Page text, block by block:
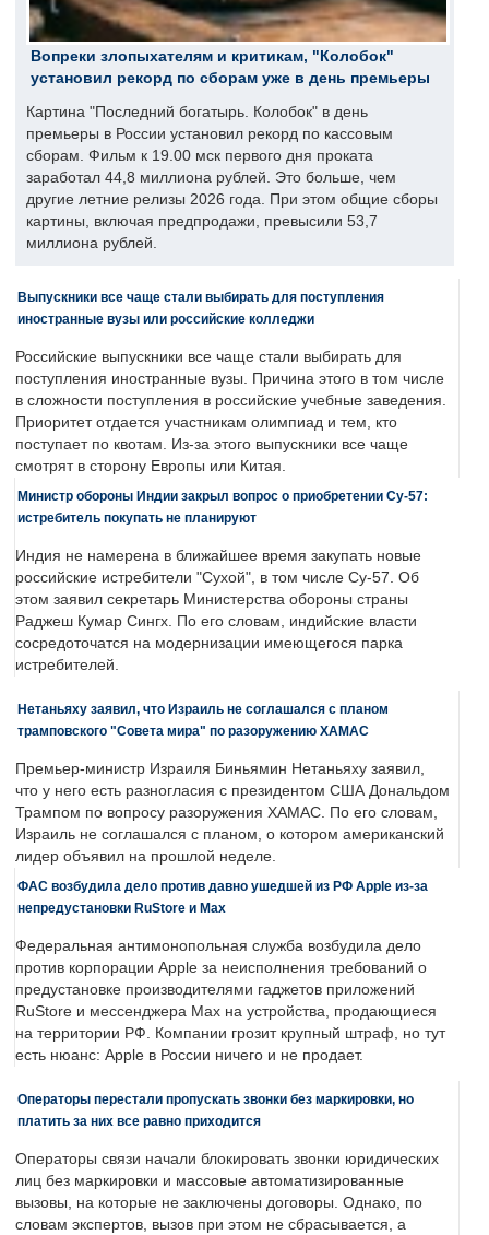
Вопреки злопыхателям и критикам, "Колобок"
установил рекорд по сборам уже в день премьеры
Картина "Последний богатырь. Колобок" в день
премьеры в России установил рекорд по кассовым
сборам. Фильм к 19.00 мск первого дня проката
заработал 44,8 миллиона рублей. Это больше, чем
другие летние релизы 2026 года. При этом общие сборы
картины, включая предпродажи, превысили 53,7
миллиона рублей.
Выпускники все чаще стали выбирать для поступления
иностранные вузы или российские колледжи
Российские выпускники все чаще стали выбирать для
поступления иностранные вузы. Причина этого в том числе
в сложности поступления в российские учебные заведения.
Приоритет отдается участникам олимпиад и тем, кто
поступает по квотам. Из-за этого выпускники все чаще
смотрят в сторону Европы или Китая.
Министр обороны Индии закрыл вопрос о приобретении Су-57:
истребитель покупать не планируют
Индия не намерена в ближайшее время закупать новые
российские истребители "Сухой", в том числе Су-57. Об
этом заявил секретарь Министерства обороны страны
Раджеш Кумар Сингх. По его словам, индийские власти
сосредоточатся на модернизации имеющегося парка
истребителей.
Нетаньяху заявил, что Израиль не соглашался с планом
трамповского "Совета мира" по разоружению ХАМАС
Премьер-министр Израиля Биньямин Нетаньяху заявил,
что у него есть разногласия с президентом США Дональдом
Трампом по вопросу разоружения ХАМАС. По его словам,
Израиль не соглашался с планом, о котором американский
лидер объявил на прошлой неделе.
ФАС возбудила дело против давно ушедшей из РФ Apple из-за
непредустановки RuStore и Max
Федеральная антимонопольная служба возбудила дело
против корпорации Apple за неисполнения требований о
предустановке производителями гаджетов приложений
RuStore и мессенджера Max на устройства, продающиеся
на территории РФ. Компании грозит крупный штраф, но тут
есть нюанс: Apple в России ничего и не продает.
Операторы перестали пропускать звонки без маркировки, но
платить за них все равно приходится
Операторы связи начали блокировать звонки юридических
лиц без маркировки и массовые автоматизированные
вызовы, на которые не заключены договоры. Однако, по
словам экспертов, вызов при этом не сбрасывается, а